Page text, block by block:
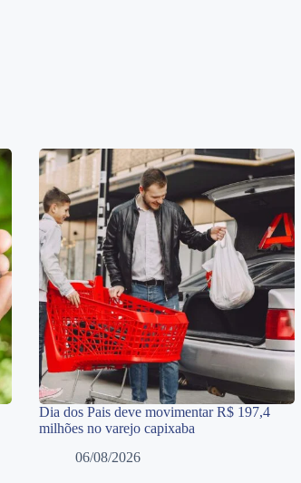
Dia dos Pais deve movimentar R$ 197,4
milhões no varejo capixaba
06/08/2026